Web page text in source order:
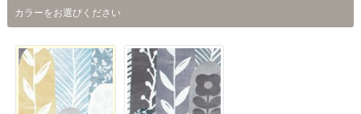
カラーをお選びください